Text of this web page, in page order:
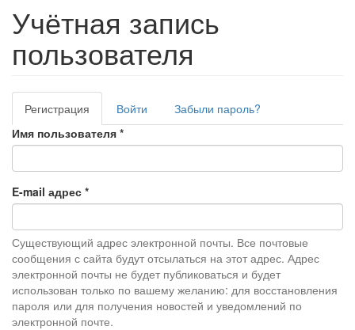
Учётная запись
пользователя
Главные вкладки
Регистрация (активная
вкладка)
Войти
Забыли пароль?
Имя пользователя *
E-mail адрес *
Существующий адрес электронной почты. Все почтовые
сообщения с сайта будут отсылаться на этот адрес. Адрес
электронной почты не будет публиковаться и будет
использован только по вашему желанию: для восстановления
пароля или для получения новостей и уведомлений по
электронной почте.